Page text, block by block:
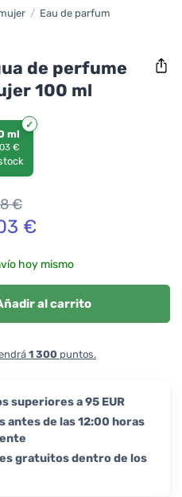
/ Eau de parfum
de perfume
100 ml
ml
€
€
€
hoy mismo
al carrito
1 300 puntos.
superiores a 95 EUR
antes de las 12:00 horas
gratuitos dentro de los